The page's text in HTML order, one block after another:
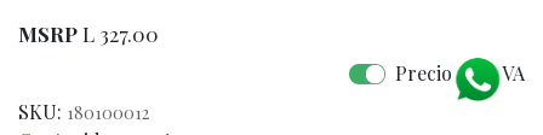
MSRPL 327.00
Precio con IVA
SKU: 180100012